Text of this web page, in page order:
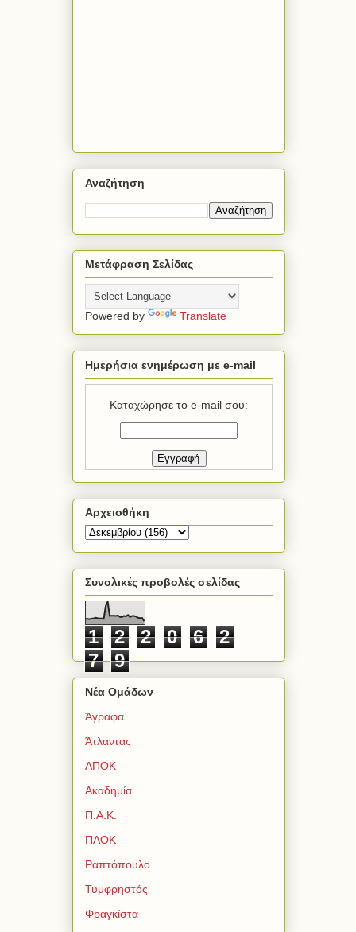
Αναζήτηση
Μετάφραση Σελίδας
Powered by Translate
Ημερήσια ενημέρωση με e-mail
Καταχώρησε το e-mail σου:
Αρχειοθήκη
Συνολικές προβολές σελίδας
1 2 2 0 6
2
7
9
Νέα Ομάδων
Άγραφα
Άτλαντας
ΑΠΟΚ
Ακαδημία
Π.Α.Κ.
ΠΑΟΚ
Ραπτόπουλο
Τυμφρηστός
Φραγκίστα